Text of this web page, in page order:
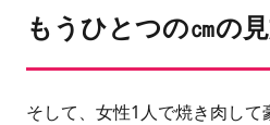
もうひとつの㎝の
そして、女性1人で焼き肉し